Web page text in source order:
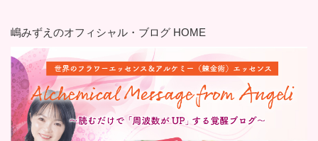
嶋みずえのオフィシャル・ブログ HOME